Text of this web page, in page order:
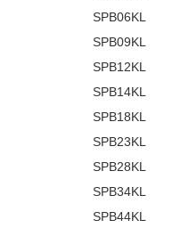
SPB06KL
SPB09KL
SPB12KL
SPB14KL
SPB18KL
SPB23KL
SPB28KL
SPB34KL
SPB44KL